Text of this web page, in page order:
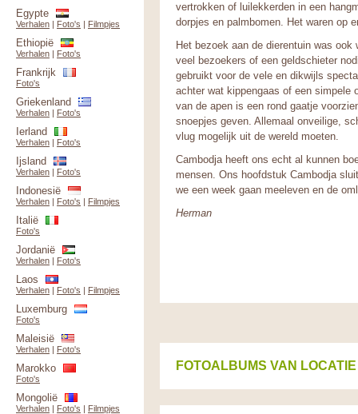
vertrokken of luilekkerden in een
dorpjes en palmbomen. Het waren op
Het bezoek aan de dierentuin was
veel bezoekers of een geldschieter
gebruikt voor de vele en dikwijls
achter wat kippengaas of een simpele
van de apen is een rond gaatje
snoepjes geven. Allemaal onveilige,
vlug mogelijk uit de wereld moeten.
Cambodja heeft ons echt al kunnen
mensen. Ons hoofdstuk Cambodja
we een week gaan meeleven en de
Herman
FOTOALBUMS VAN
Egypte
Verhalen | Foto's | Filmpjes
Ethiopië
Verhalen | Foto's
Frankrijk
Foto's
Griekenland
Verhalen | Foto's
Ierland
Verhalen | Foto's
Ijsland
Verhalen | Foto's
Indonesië
Verhalen | Foto's | Filmpjes
Italië
Foto's
Jordanië
Verhalen | Foto's
Laos
Verhalen | Foto's | Filmpjes
Luxemburg
Foto's
Maleisië
Verhalen | Foto's
Marokko
Foto's
Mongolië
Verhalen | Foto's | Filmpjes